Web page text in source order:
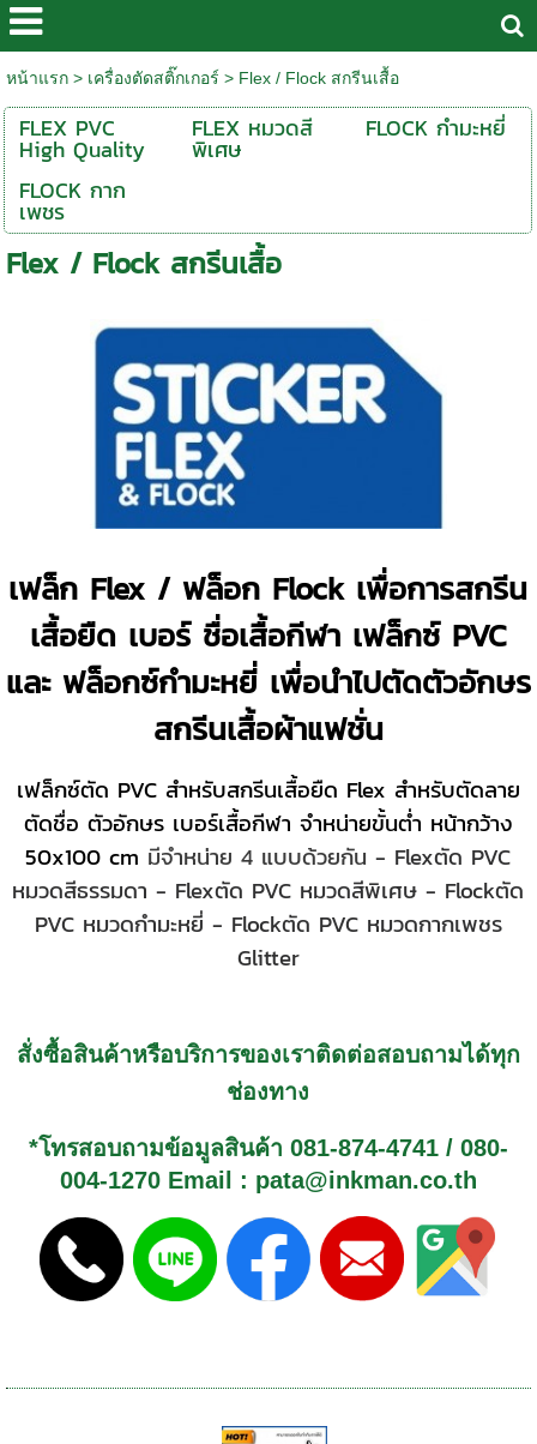
หน้าแรก> เครื่องตัดสติ๊กเกอร์ > Flex / Flock สกรีนเสื้อ
FLEX PVC
High Quality
FLEX หมวดสี
พิเศษ
FLOCK กำมะหยี่
FLOCK กาก
เพชร
Flex / Flock สกรีนเสื้อ
เฟล็ก Flex / ฟล็อก Flock เพื่อการสกรีน
เสื้อยืด เบอร์ ชื่อเสื้อกีฬา เฟล็กซ์ PVC
และ ฟล็อกซ์กำมะหยี่ เพื่อนำไปตัดตัวอักษร
สกรีนเสื้อผ้าแฟชั่น
เฟล็กซ์ตัด PVC สำหรับสกรีนเสื้อยืด Flex สำหรับตัดลาย
ตัดชื่อ ตัวอักษร เบอร์เสื้อกีฬา จำหน่ายขั้นต่ำ หน้ากว้าง
50x100 cm มีจำหน่าย 4 แบบด้วยกัน- Flexตัด PVC
หมวดสีธรรมดา- Flexตัด PVC หมวดสีพิเศษ- Flockตัด
PVC หมวดกำมะหยี่ - Flockตัด PVC หมวดกากเพชร
Glitter
สั่งซื้อสินค้าหรือบริการของเราติดต่อสอบถามได้ทุก
ช่องทาง
*โทรสอบถามข้อมูลสินค้า 081-874-4741/ 080-
004-1270Email : pata@inkman.co.th